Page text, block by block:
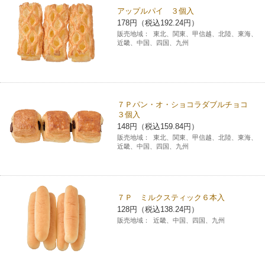
学び・教育
宅配ロッカー（店舗限定）
自転車シェアリング（店舗限定）
モバイルWi-Fiバッテリーシェアリング（店舗限定）
荷物預かりサービス「ecbocloakエクボクローク」（店舗限定）
パウダースペース ラブン（店舗限定）
ソフトバンクギフト
セブン-イレブンの横顔
セブン-イレブンの歴史
アップルパイ ３個入
178円（税込192.24円）
販売地域：
東北、関東、甲信越、北陸、東海、
近畿、中国、四国、九州
７Ｐパン・オ・ショコラダブルチョコ
３個入
148円（税込159.84円）
販売地域：
東北、関東、甲信越、北陸、東海、
近畿、中国、四国、九州
７Ｐ ミルクスティック６本入
128円（税込138.24円）
販売地域： 近畿、中国、四国、九州